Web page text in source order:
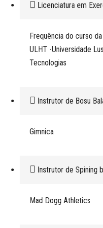
Licenciatura em
Frequência do curso da
ULHT -Universidade
Tecnologias
Instrutor de Bosu
Gimnica
Instrutor de Spining
Mad Dogg Athletics